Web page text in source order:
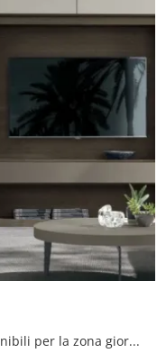
Se sei alla ricerca di librerie componibili per la zona giorno, clicca e scopri le nostre soluzioni moderne: il modello Atlante UNIT AT210 Tomasella ...